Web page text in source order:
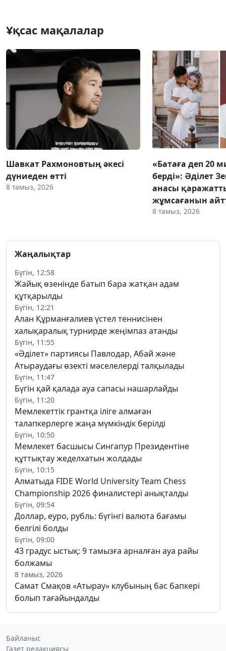
Ұқсас мақалалар
Шавкат Рахмоновтың әкесі
дүниеден өтті
8 тамыз, 2026
«Батаға деп 20
берді»: Әділет
анасы
жұмсағанын
8 тамыз, 2026
Жаңалықтар
Бүгін, 12:58
Жайық өзенінде батып бара жатқан адам
құтқарылды
Бүгін, 12:21
Алан Құрманғалиев үстел теннисінен
халықаралық турнирде жеңімпаз атанды
Бүгін, 11:55
«Әділет» партиясы Павлодар, Абай және
Атыраудағы өзекті мәселелерді талқылады
Бүгін, 11:47
Бүгін қай қалада ауа сапасы нашарлайды
Бүгін, 11:20
Мемлекеттік грантқа іліге алмаған
талапкерлерге жаңа мүмкіндік берілді
Бүгін, 10:50
Мемлекет басшысы Сингапур Президентіне
құттықтау жеделхатын жолдады
Бүгін, 10:15
Алматыда FIDE World University Team Chess
Championship 2026 финалистері анықталды
Бүгін, 09:54
Доллар, еуро, рубль: бүгінгі валюта бағамы
белгілі болды
Бүгін, 09:00
43 градус ыстық: 9 тамызға арналған ауа райы
болжамы
8 тамыз, 2026
Самат Смақов «Атырау» клубының бас бапкері
болып тағайындалды
Байланыс
Газет редакциясы